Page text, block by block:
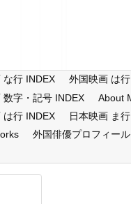
な行 INDEX
外国映画 は
数字・記号 INDEX About
は行 INDEX
日本映画 ま
外国俳優プロフィー